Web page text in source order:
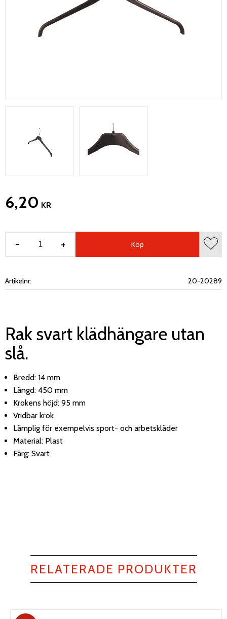
6,20 KR
+
- Köp
Artikelnr 20-20289
Rak svart klädhängare utan
slå.
Bredd: 14 mm
Längd: 450 mm
Krokens höjd: 95 mm
Vridbar krok
Lämplig för exempelvis sport- och arbetskläder
Material: Plast
Färg: Svart
RELATERADE PRODUKTER